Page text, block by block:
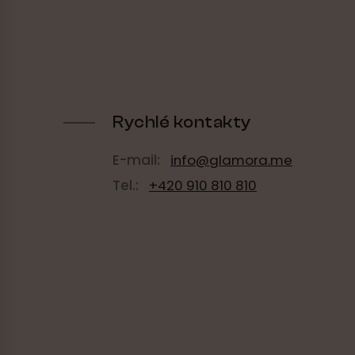
Rychlé kontakty
E-mail:
info@glamora.me
Tel.:
+420 910 810 810